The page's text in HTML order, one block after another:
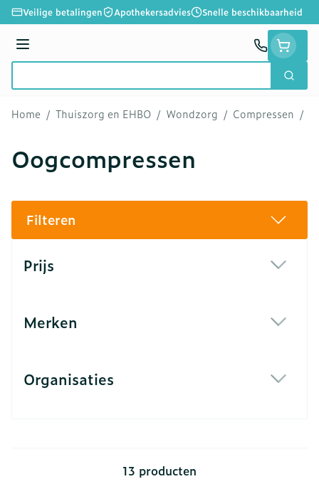
Ga naar de inhoud
Veilige betalingen Apothekersadvies Snelle beschikbaarheid
Menu
Zoek
Home / Thuiszorg en EHBO / Wondzorg / Compressen /
Oogcompressen
Filteren
Prijs
Merken
Organisaties
13 producten